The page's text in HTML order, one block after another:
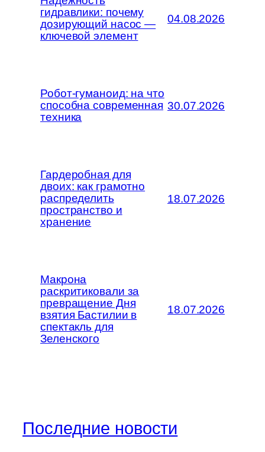
гидравлики: почему
дозирующий насос —
ключевой элемент
04.08.2026
Робот-гуманоид: на что
способна современная
техника
30.07.2026
Гардеробная для
двоих: как грамотно
распределить
пространство и
хранение
18.07.2026
Макрона
раскритиковали за
превращение Дня
взятия Бастилии в
спектакль для
Зеленского
18.07.2026
Последние новости